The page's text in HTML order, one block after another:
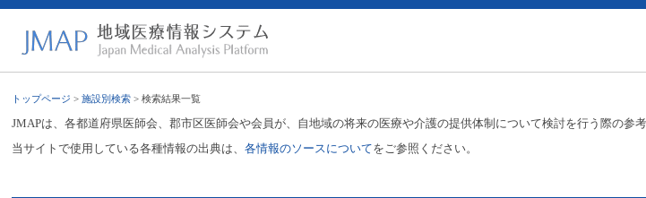
トップページ >施設別検索 > 検索結果一覧
JMAPは、各都道府県医師会、郡市区医師会や会員が、自地域の将来の医療や介護の提供体制について検討を行う際の参
当サイトで使用している各種情報の出典は、各情報のソースについてをご参照ください。